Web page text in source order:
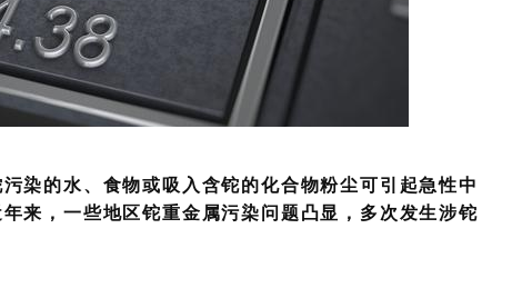
染的水、食物或吸入含铊的化合物粉尘可引起急性中
来，一些地区铊重金属污染问题凸显，多次发生涉铊